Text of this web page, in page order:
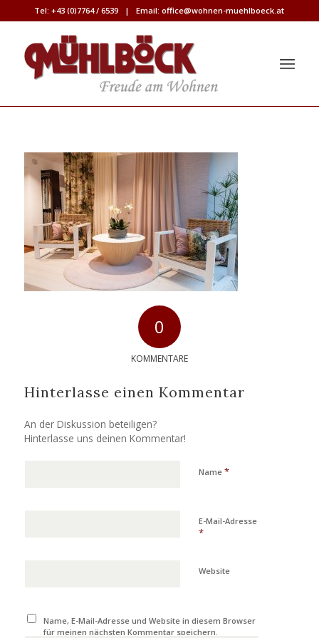
Tel:+43 (0)7764 / 6539 | Email:office@wohnen-muehlboeck.at
0
KOMMENTARE
Hinterlasse einen Kommentar
An der Diskussion beteiligen?
Hinterlasse uns deinen Kommentar!
Name *
E-Mail-Adresse
*
Website
Name, E-Mail-Adresse und Website in diesem Browser
für meinen nächsten Kommentar speichern.